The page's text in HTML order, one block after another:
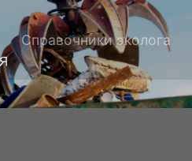
Справочники эколога